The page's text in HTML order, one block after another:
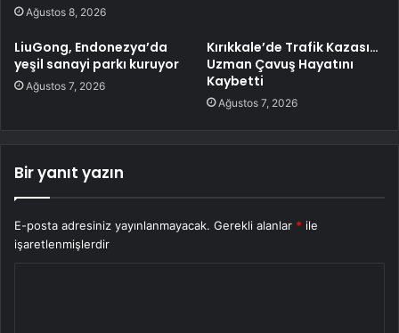
Ağustos 8, 2026
LiuGong, Endonezya’da
yeşil sanayi parkı kuruyor
Ağustos 7, 2026
Kırıkkale’de Trafik Kazası…
Uzman Çavuş Hayatını
Kaybetti
Ağustos 7, 2026
Bir yanıt yazın
E-posta adresiniz yayınlanmayacak. Gerekli alanlar * ile
işaretlenmişlerdir